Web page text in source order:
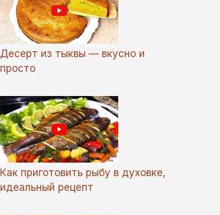
Десерт из тыквы — вкусно и
просто
Как приготовить рыбу в духовке,
идеальный рецепт